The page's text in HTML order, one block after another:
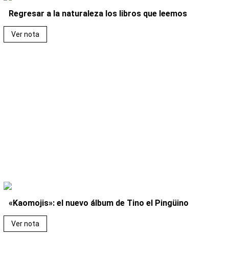
Regresar a la naturaleza los libros que leemos
Ver nota
«Kaomojis»: el nuevo álbum de Tino el Pingüino
Ver nota